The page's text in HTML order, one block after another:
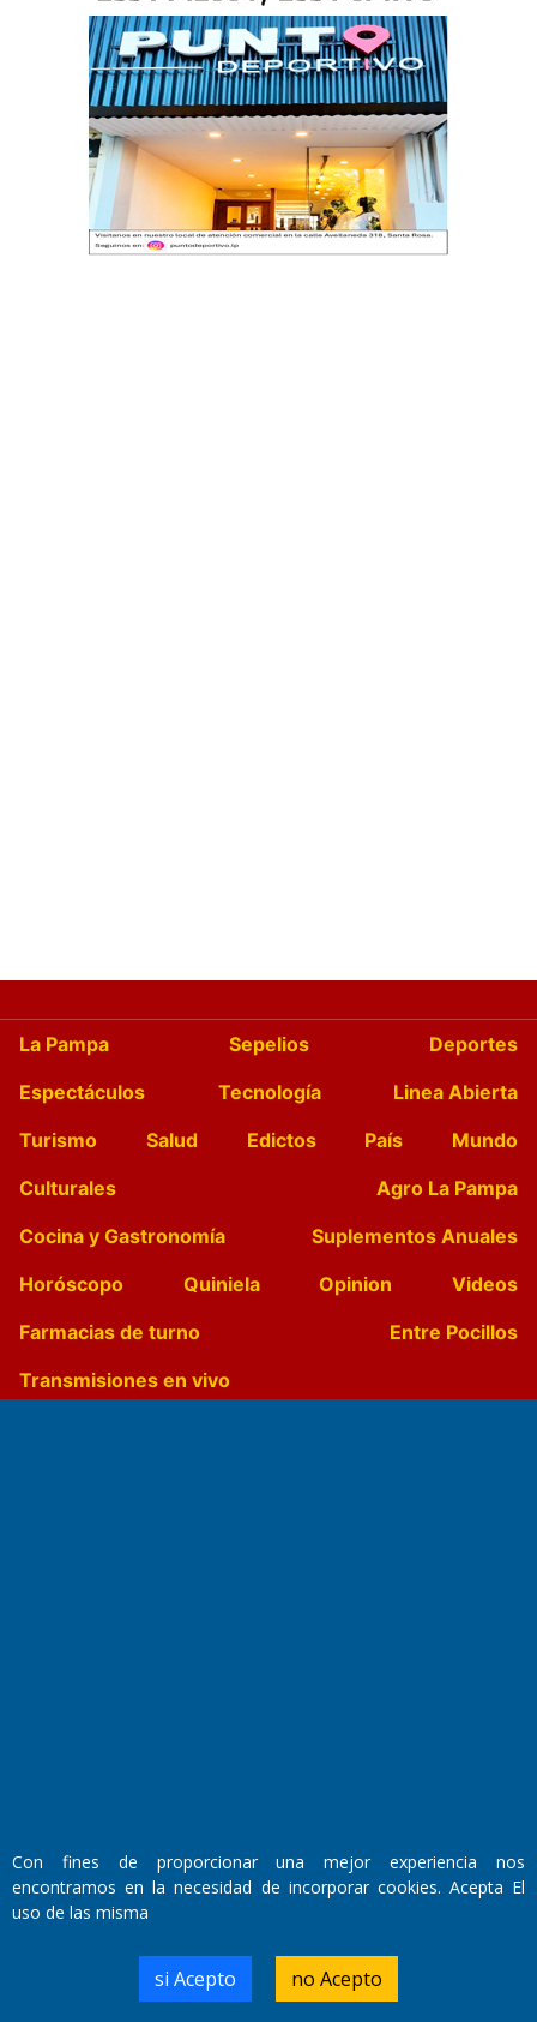
La Pampa Sepelios
Deportes
Espectáculos
Tecnología
Linea Abierta
Turismo
Salud Edictos País
Mundo
Culturales
Agro La Pampa
Cocina y Gastronomía
Suplementos Anuales
Horóscopo
Quiniela Opinion
Videos
Farmacias de turno
Entre Pocillos
Transmisiones en vivo
Propietario: El Diario SRL
Director Periodístico:
Walter René Goñi
Domicilio Legal: José Ingenieros 855,
Santa Rosa, La Pampa.
Con fines de proporcionar una mejor experiencia nos
encontramos en la necesidad de incorporar cookies. Acepta El
uso de las misma
si Acepto no Acepto